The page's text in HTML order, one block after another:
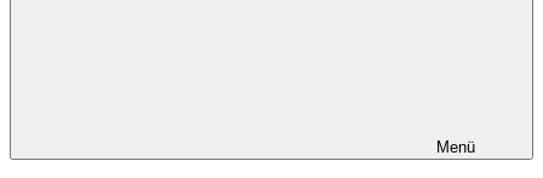
Menü